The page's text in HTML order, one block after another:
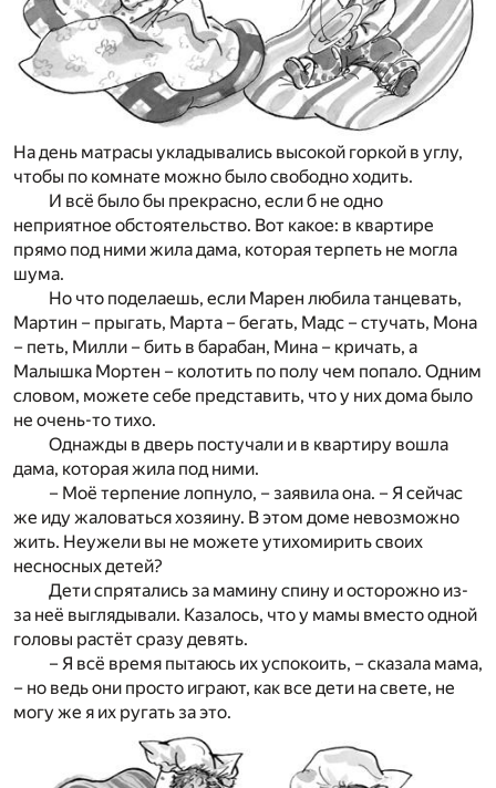
На день матрасы укладывались высокой горкой в углу,
чтобы по комнате можно было свободно ходить.
И всё было бы прекрасно, если б не одно
неприятное обстоятельство. Вот какое: в квартире
прямо под ними жила дама, которая терпеть не могла
шума.
Но что поделаешь, если Марен любила танцевать,
Мартин – прыгать, Марта – бегать, Мадс – стучать, Мона
– петь, Милли – бить в барабан, Мина – кричать, а
Малышка Мортен – колотить по полу чем попало. Одним
словом, можете себе представить, что у них дома было
не очень-то тихо.
Однажды в дверь постучали и в квартиру вошла
дама, которая жила под ними.
– Моё терпение лопнуло, – заявила она. – Я сейчас
же иду жаловаться хозяину. В этом доме невозможно
жить. Неужели вы не можете утихомирить своих
несносных детей?
Дети спрятались за мамину спину и осторожно из-
за неё выглядывали. Казалось, что у мамы вместо одной
головы растёт сразу девять.
– Я всё время пытаюсь их успокоить, – сказала мама,
– но ведь они просто играют, как все дети на свете, не
могу же я их ругать за это.